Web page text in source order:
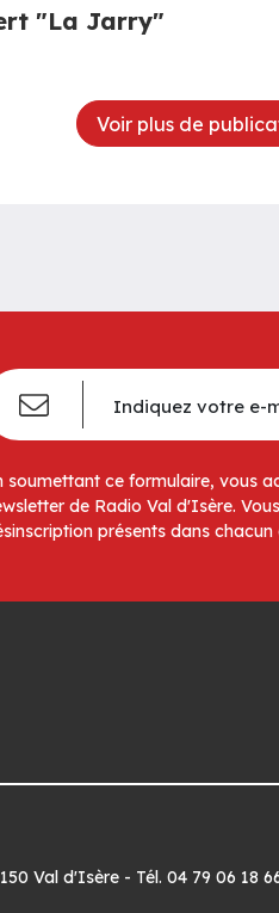
"La Jarry"
Voir plus de
soumettant ce formulaire, vous
de Radio Val d'Isère.
présents dans chacun
Val d'Isère - Tél. 04 79 06 18